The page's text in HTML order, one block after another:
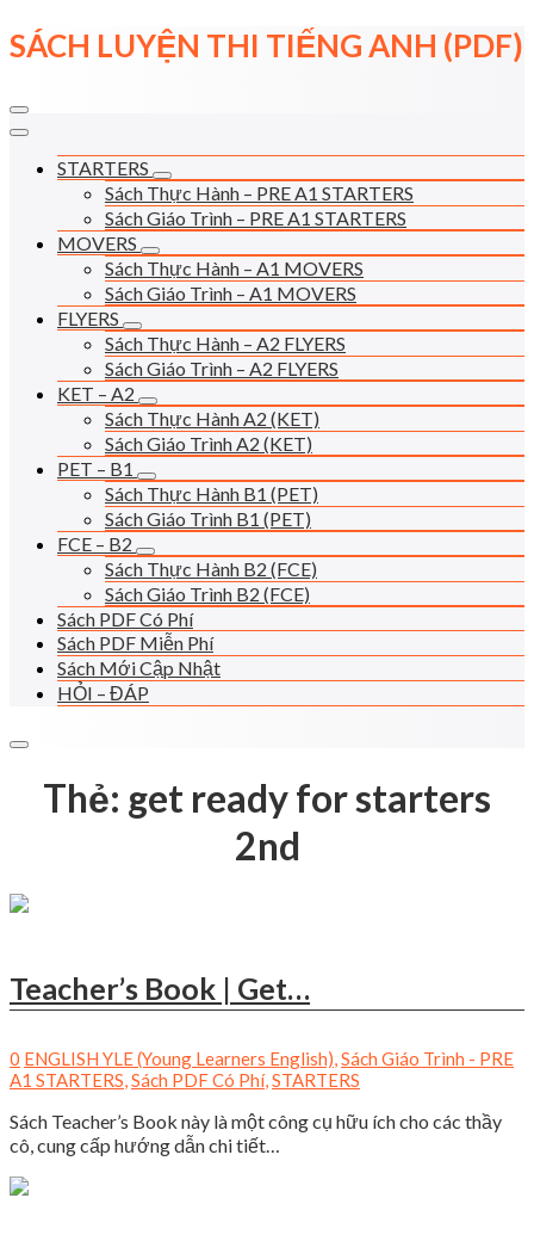
Skip
to
SÁCH LUYỆN THI TIẾNG ANH (PDF)
STARTERS
Sách Thực Hành – PRE A1 STARTERS
Sách Giáo Trình – PRE A1 STARTERS
MOVERS
Sách Thực Hành – A1 MOVERS
Sách Giáo Trình – A1 MOVERS
FLYERS
Sách Thực Hành – A2 FLYERS
Sách Giáo Trình – A2 FLYERS
KET – A2
Sách Thực Hành A2 (KET)
Sách Giáo Trình A2 (KET)
PET – B1
Sách Thực Hành B1 (PET)
Sách Giáo Trình B1 (PET)
FCE – B2
Sách Thực Hành B2 (FCE)
Sách Giáo Trình B2 (FCE)
Sách PDF Có Phí
Sách PDF Miễn Phí
Sách Mới Cập Nhật
HỎI – ĐÁP
Thẻ: get ready for starters
2nd
Teacher’s Book | Get…
0 ENGLISH YLE (Young Learners English),Sách Giáo Trình - PRE
A1 STARTERS,Sách PDF Có Phí,STARTERS
Sách Teacher’s Book này là một công cụ hữu ích cho các thầy
cô, cung cấp hướng dẫn chi tiết…